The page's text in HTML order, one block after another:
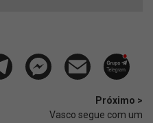
Próximo >
Vasco segue com um